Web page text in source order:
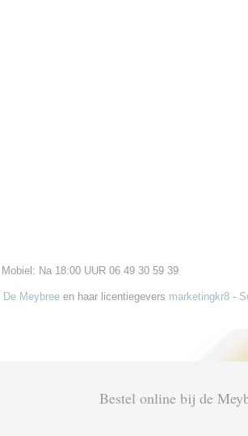
Mobiel: Na 18:00 UUR 06 49 30 59 39
De Meybree en haar licentiegevers marketingkr8 -
Bestel online bij de